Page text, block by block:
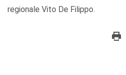
regionale Vito De Filippo.